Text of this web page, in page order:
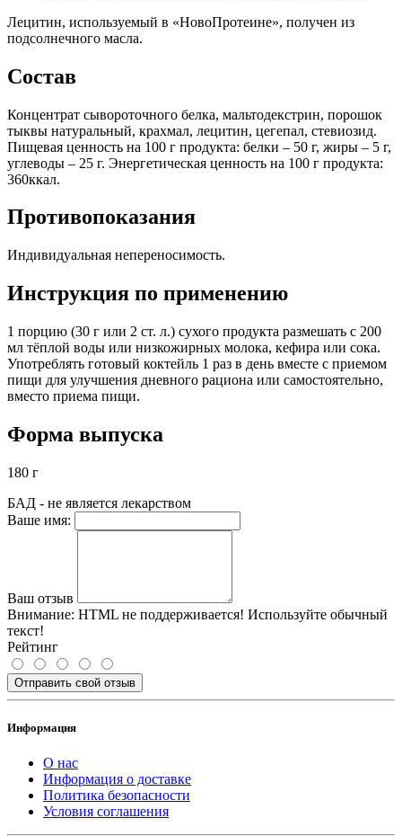
Лецитин, используемый в «НовоПротеине», получен из
подсолнечного масла.
Состав
Концентрат сывороточного белка, мальтодекстрин, порошок
тыквы натуральный, крахмал, лецитин, цегепал, стевиозид.
Пищевая ценность на 100 г продукта: белки – 50 г, жиры – 5 г,
углеводы – 25 г. Энергетическая ценность на 100 г продукта:
360ккал.
Противопоказания
Индивидуальная непереносимость.
Инструкция по применению
1 порцию (30 г или 2 ст. л.) сухого продукта размешать с 200
мл тёплой воды или низкожирных молока, кефира или сока.
Употреблять готовый коктейль 1 раз в день вместе с приемом
пищи для улучшения дневного рациона или самостоятельно,
вместо приема пищи.
Форма выпуска
180 г
БАД - не является лекарством
Ваше имя:
Ваш отзыв
Внимание: HTML не поддерживается! Используйте обычный
текст!
Рейтинг
Отправить свой отзыв
Информация
О нас
Информация о доставке
Политика безопасности
Условия соглашения